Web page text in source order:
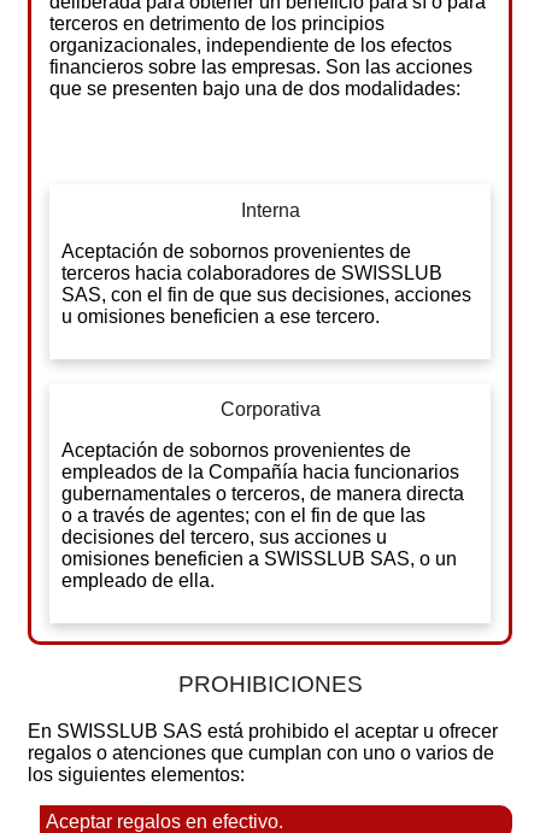
terceros en detrimento de los principios
organizacionales, independiente de los efectos
financieros sobre las empresas. Son las acciones
que se presenten bajo una de dos modalidades:
Interna
Aceptación de sobornos provenientes de
terceros hacia colaboradores de SWISSLUB
SAS, con el fin de que sus decisiones, acciones
u omisiones beneficien a ese tercero.
Corporativa
Aceptación de sobornos provenientes de
empleados de la Compañía hacia funcionarios
gubernamentales o terceros, de manera directa
o a través de agentes; con el fin de que las
decisiones del tercero, sus acciones u
omisiones beneficien a SWISSLUB SAS, o un
empleado de ella.
PROHIBICIONES
En SWISSLUB SAS está prohibido el aceptar u ofrecer
regalos o atenciones que cumplan con uno o varios de
los siguientes elementos:
Aceptar regalos en efectivo.